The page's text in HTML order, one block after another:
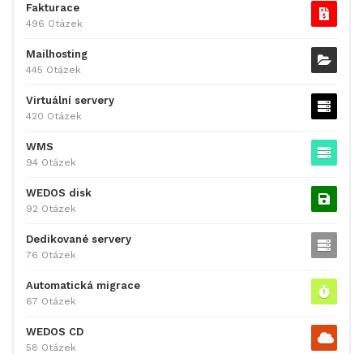
Fakturace
496 Otázek
Mailhosting
445 Otázek
Virtuální servery
420 Otázek
WMS
94 Otázek
WEDOS disk
92 Otázek
Dedikované servery
76 Otázek
Automatická migrace
67 Otázek
WEDOS CD
58 Otázek